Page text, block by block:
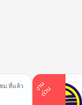
ม.ที่แล้ว ง
า
น
ด่
ว
น